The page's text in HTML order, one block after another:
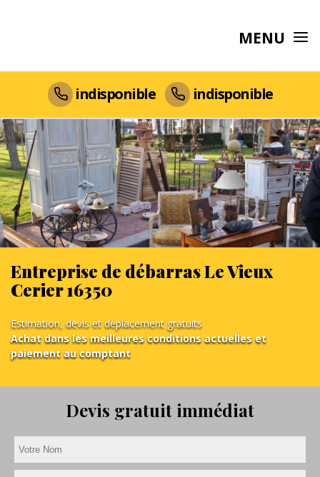
MENU
indisponible indisponible
Entreprise de débarras Le Vieux
Cerier 16350
Estimation, devis et déplacement gratuits
Achat dans les meilleures conditions actuelles et
paiement au comptant
Devis gratuit immédiat